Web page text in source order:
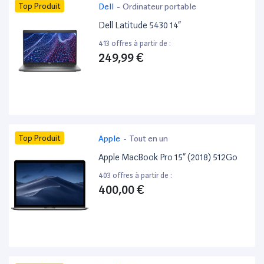
Top Produit Dell - Ordinateur portable
Dell Latitude 5430 14”
413 offres à partir de :
249,99 €
Top Produit Apple - Tout en un
Apple MacBook Pro 15” (2018) 512Go
403 offres à partir de :
400,00 €